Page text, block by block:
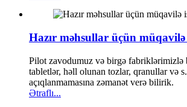
Hazır məhsullar üçün müqavilə
Pilot zavodumuz və birgə fabriklərimizlə
tabletlər, həll olunan tozlar, qranullar və
açıqlanmamasına zəmanət verə bilirik.
Ətraflı...